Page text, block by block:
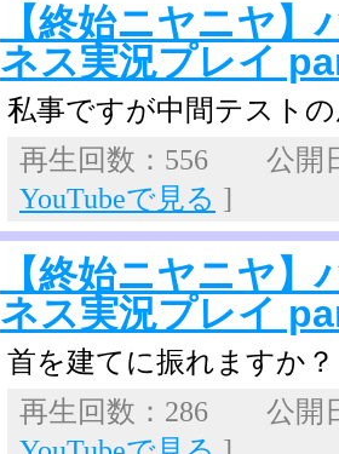
【終始ニヤニヤ
ネス実況プレイ
私事ですが中間テスト
再生回数：556 公開
YouTubeで見る ]
【終始ニヤニヤ
ネス実況プレイ
首を建てに振れますか？
再生回数：286 公開